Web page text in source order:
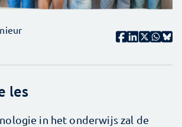
les
in het onderwijs zal de